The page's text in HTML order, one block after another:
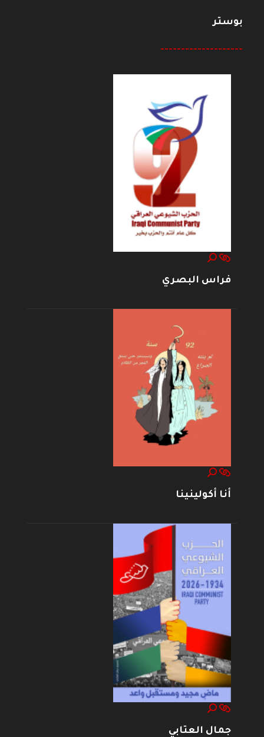
بوستر
--------------------
فراس البصري
أنا أكولينينا
جمال العتابي